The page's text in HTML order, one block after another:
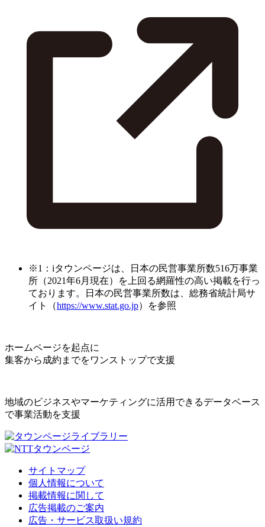
※1：iタウンページは、日本の民営事業所数516万事業
所（2021年6月現在）を上回る網羅性の高い掲載を行っ
ております。日本の民営事業所数は、総務省統計局サ
イト（https://www.stat.go.jp）を参照
ホームページを起点に
集客から成約までをワンストップで支援
地域のビジネスやマーケティングに活用できるデータベース
で事業活動を支援
サイトマップ
個人情報について
掲載情報に関して
広告掲載のご案内
広告・サービス取扱い規約